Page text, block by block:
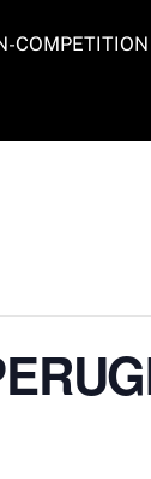
COMPETITION